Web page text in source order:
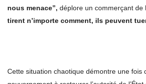
nous menace”, déplore un commerçant de
tirent n’importe comment, ils peuvent
Cette situation chaotique démontre une fois